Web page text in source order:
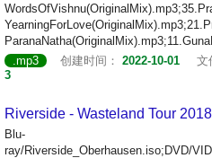
.mp3
创建时间： 2022-10-01 文
3
Riverside - Wasteland Tour
Blu-
ray/Riverside_Oberhausen.iso;DVD/